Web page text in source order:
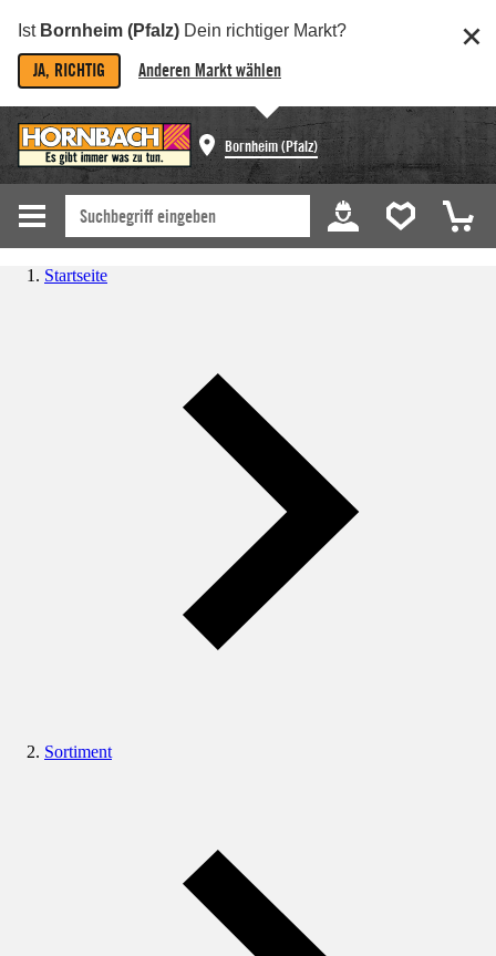
Ist Bornheim (Pfalz) Dein richtiger Markt?
JA, RICHTIG Anderen Markt wählen
Bornheim (Pfalz)
Startseite
Sortiment